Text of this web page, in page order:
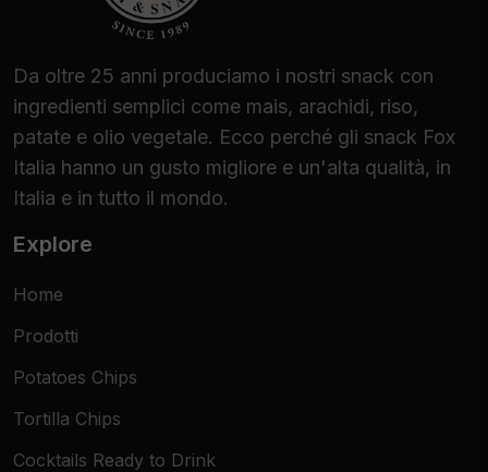
Da oltre 25 anni produciamo i nostri snack con
ingredienti semplici come mais, arachidi, riso,
patate e olio vegetale. Ecco perché gli snack Fox
Italia hanno un gusto migliore e un'alta qualità, in
Italia e in tutto il mondo.
Explore
Home
Prodotti
Potatoes Chips
Tortilla Chips
Cocktails Ready to Drink